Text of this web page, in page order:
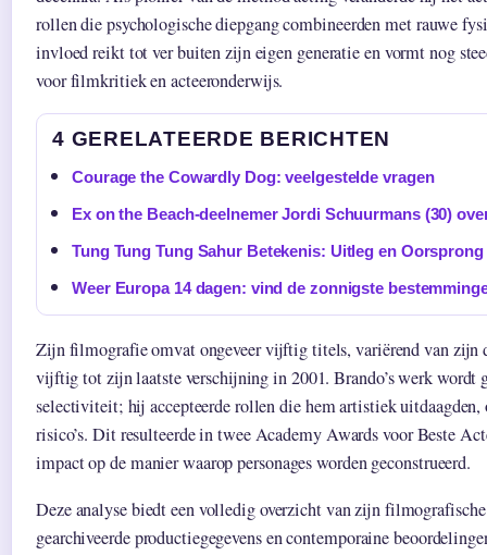
rollen die psychologische diepgang combineerden met rauwe
invloed reikt tot ver buiten zijn eigen generatie en vormt nog
voor filmkritiek en acteeronderwijs.
4 GERELATEERDE BERICHTEN
Courage the Cowardly Dog: veelgestelde vragen
Ex on the Beach-deelnemer Jordi Schuurmans (30)
Tung Tung Tung Sahur Betekenis: Uitleg en Oorsprong
Weer Europa 14 dagen: vind de zonnigste
Zijn filmografie omvat ongeveer vijftig titels, variërend van zijn
vijftig tot zijn laatste verschijning in 2001. Brando’s werk wordt
selectiviteit; hij accepteerde rollen die hem artistiek uitdaagden,
risico’s. Dit resulteerde in twee Academy Awards voor Beste
impact op de manier waarop personages worden geconstrueerd.
Deze analyse biedt een volledig overzicht van zijn filmografische
gearchiveerde productiegegevens en contemporaine